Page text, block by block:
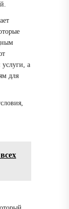
а
для